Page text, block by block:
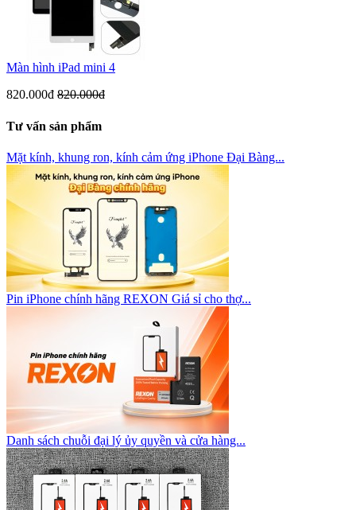
Màn hình iPad mini 4
820.000đ 820.000đ
Tư vấn sản phẩm
Mặt kính, khung ron, kính cảm ứng iPhone Đại Bàng...
Pin iPhone chính hãng REXON Giá sỉ cho thợ...
Danh sách chuỗi đại lý ủy quyền và cửa hàng...